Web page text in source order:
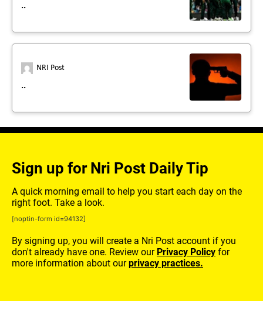
..
NRI Post
..
Sign up for Nri Post Daily Tip
A quick morning email to help you start each day on the
right foot. Take a look.
[noptin-form id=94132]
By signing up, you will create a Nri Post account if you
don't already have one. Review our Privacy Policy for
more information about ourprivacy practices.